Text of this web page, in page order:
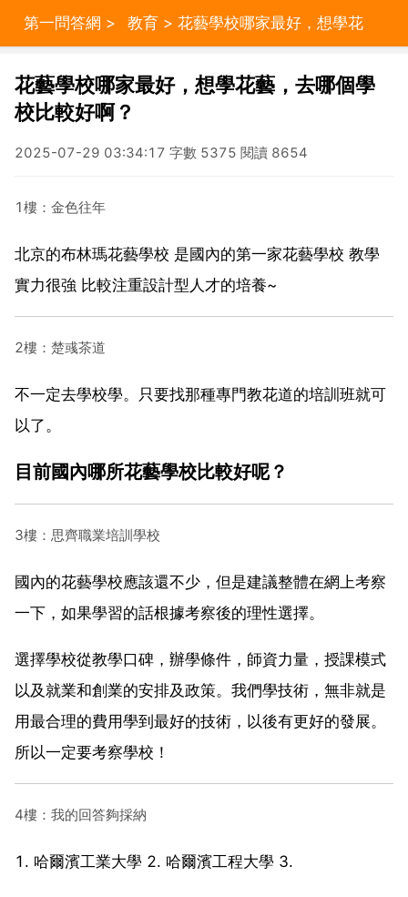
第一問答網 > 教育 > 花藝學校哪家最好，想學花
藝，去哪個學校比較好啊？
花藝學校哪家最好，想學花藝，去哪個學
校比較好啊？
2025-07-29 03:34:17 字數 5375 閱讀 8654
1樓：金色往年
北京的布林瑪花藝學校 是國內的第一家花藝學校 教學
實力很強 比較注重設計型人才的培養~
2樓：楚彧茶道
不一定去學校學。只要找那種專門教花道的培訓班就可
以了。
目前國內哪所花藝學校比較好呢？
3樓：思齊職業培訓學校
國內的花藝學校應該還不少，但是建議整體在網上考察
一下，如果學習的話根據考察後的理性選擇。
選擇學校從教學口碑，辦學條件，師資力量，授課模式
以及就業和創業的安排及政策。我們學技術，無非就是
用最合理的費用學到最好的技術，以後有更好的發展。
所以一定要考察學校！
4樓：我的回答夠採納
1. 哈爾濱工業大學 2. 哈爾濱工程大學 3.